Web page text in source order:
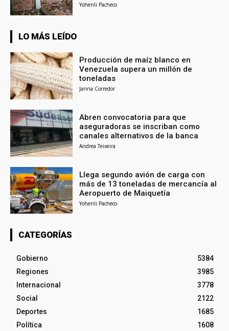
Yohenli Pacheco
LO MÁS LEÍDO
Producción de maíz blanco en
Venezuela supera un millón de
toneladas
Janna Corredor
Abren convocatoria para que
aseguradoras se inscriban como
canales alternativos de la banca
Andrea Teixeira
Llega segundo avión de carga con
más de 13 toneladas de mercancía al
Aeropuerto de Maiquetía
Yohenli Pacheco
CATEGORÍAS
Gobierno
5384
Regiones
3985
Internacional
3778
Social
2122
Deportes
1685
Política
1608